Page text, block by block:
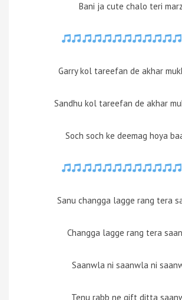
Bani ja cute chalo teri
Garry kol tareefan de akhar
Sandhu kol tareefan de akhar
Soch soch ke deemag hoya
Sanu changga lagge rang tera
Changga lagge rang tera
Saanwla ni saanwla ni
Tenu rabb ne gift ditta